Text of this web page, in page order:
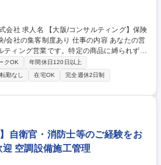
ィング】保険
あり 仕事の内容 あなたの営
ティング営業です。特定の商品に縛られず、
が可能。集客は仕組み化されており、成果が
を持って働ける環境です。 ・個人での
ミナーやイベントによる集客の仕組みが確
する不透明感がありません。 ・随時開催の勉
な販売テクニックまで幅広く習得できま
通じ、規律正しい行動を習慣化。営業社員と
力でサポートします。 募集職種 【大
域◎顧客課題を組織で解決/会社の集客制度
クOK
年間休日120日以上
転勤なし 在宅OK
完全週休2日制
自衛官・消防士等のご経験をお
空調設備施工管理